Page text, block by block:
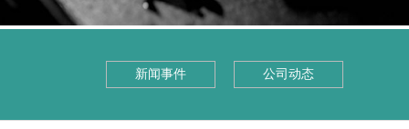
新闻事件 公司动态